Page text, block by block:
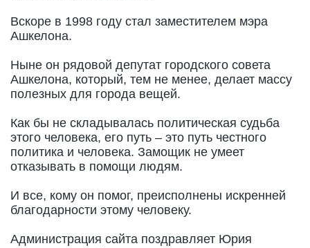
Вскоре в 1998 году стал заместителем мэра
Ашкелона.
Ныне он рядовой депутат городского совета
Ашкелона, который, тем не менее, делает массу
полезных для города вещей.
Как бы не складывалась политическая судьба
этого человека, его путь – это путь честного
политика и человека. Замощик не умеет
отказывать в помощи людям.
И все, кому он помог, преисполнены искренней
благодарности этому человеку.
Администрация сайта поздравляет Юрия